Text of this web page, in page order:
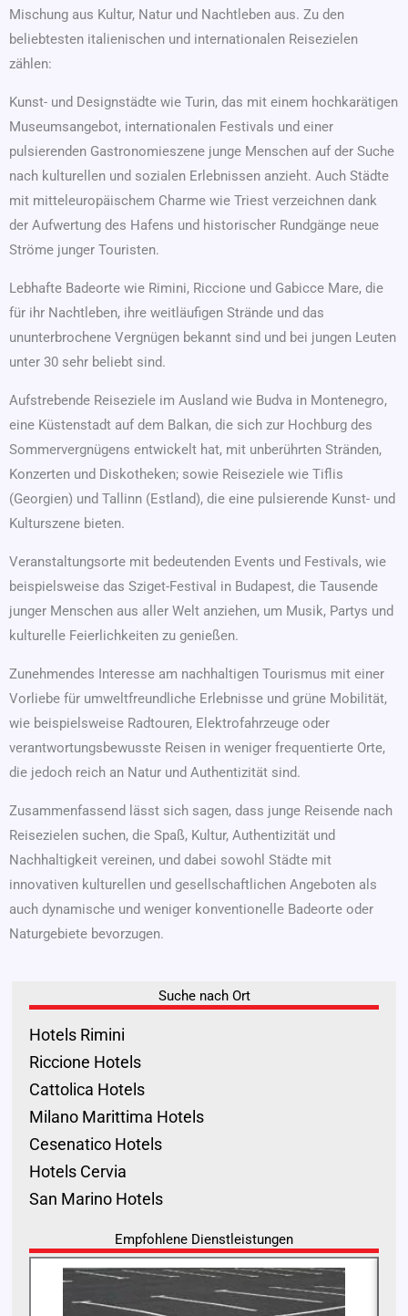
Mischung aus Kultur, Natur und Nachtleben aus. Zu den
beliebtesten italienischen und internationalen Reisezielen
zählen:
Kunst- und Designstädte wie Turin, das mit einem hochkarätigen
Museumsangebot, internationalen Festivals und einer
pulsierenden Gastronomieszene junge Menschen auf der Suche
nach kulturellen und sozialen Erlebnissen anzieht. Auch Städte
mit mitteleuropäischem Charme wie Triest verzeichnen dank
der Aufwertung des Hafens und historischer Rundgänge neue
Ströme junger Touristen.
Lebhafte Badeorte wie Rimini, Riccione und Gabicce Mare, die
für ihr Nachtleben, ihre weitläufigen Strände und das
ununterbrochene Vergnügen bekannt sind und bei jungen Leuten
unter 30 sehr beliebt sind.
Aufstrebende Reiseziele im Ausland wie Budva in Montenegro,
eine Küstenstadt auf dem Balkan, die sich zur Hochburg des
Sommervergnügens entwickelt hat, mit unberührten Stränden,
Konzerten und Diskotheken; sowie Reiseziele wie Tiflis
(Georgien) und Tallinn (Estland), die eine pulsierende Kunst- und
Kulturszene bieten.
Veranstaltungsorte mit bedeutenden Events und Festivals, wie
beispielsweise das Sziget-Festival in Budapest, die Tausende
junger Menschen aus aller Welt anziehen, um Musik, Partys und
kulturelle Feierlichkeiten zu genießen.
Zunehmendes Interesse am nachhaltigen Tourismus mit einer
Vorliebe für umweltfreundliche Erlebnisse und grüne Mobilität,
wie beispielsweise Radtouren, Elektrofahrzeuge oder
verantwortungsbewusste Reisen in weniger frequentierte Orte,
die jedoch reich an Natur und Authentizität sind.
Zusammenfassend lässt sich sagen, dass junge Reisende nach
Reisezielen suchen, die Spaß, Kultur, Authentizität und
Nachhaltigkeit vereinen, und dabei sowohl Städte mit
innovativen kulturellen und gesellschaftlichen Angeboten als
auch dynamische und weniger konventionelle Badeorte oder
Naturgebiete bevorzugen.
Suche nach Ort
Hotels Rimini
Riccione Hotels
Cattolica Hotels
Milano Marittima Hotels
Cesenatico Hotels
Hotels Cervia
San Marino Hotels
Empfohlene Dienstleistungen